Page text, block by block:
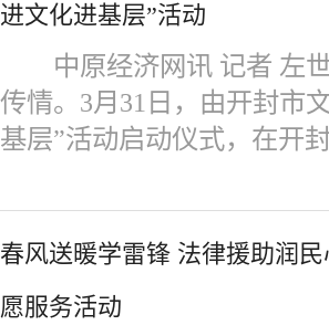
进文化进基层”活动
中原经济网讯 记者 左
传情。3月31日，由开封市
基层”活动启动仪式，在开
春风送暖学雷锋 法律援助润
愿服务活动